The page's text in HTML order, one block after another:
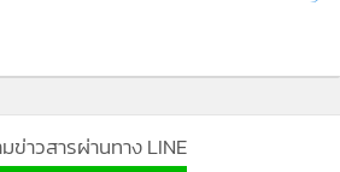
ข่าวสารผ่านทาง LINE